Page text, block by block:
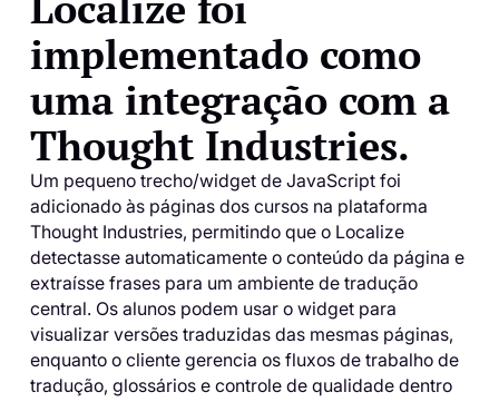
implementado como
uma integração com a
Thought Industries.
Um pequeno trecho/widget de JavaScript foi
adicionado às páginas dos cursos na plataforma
Thought Industries, permitindo que o Localize
detectasse automaticamente o conteúdo da página e
extraísse frases para um ambiente de tradução
central. Os alunos podem usar o widget para
visualizar versões traduzidas das mesmas páginas,
enquanto o cliente gerencia os fluxos de trabalho de
tradução, glossários e controle de qualidade dentro